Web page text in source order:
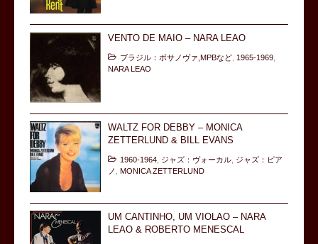
VENTO DE MAIO – NARA LEAO
ブラジル：ボサノヴァ,MPBなど 1965-1969
NARA LEAO
WALTZ FOR DEBBY – MONICA
ZETTERLUND & BILL EVANS
1960-1964 ジャズ：ヴォーカル ジャズ：ピア
ノ
MONICA ZETTERLUND
UM CANTINHO, UM VIOLAO – NARA
LEAO & ROBERTO MENESCAL